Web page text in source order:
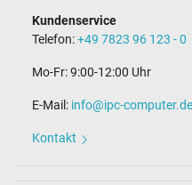
Länge Anschlusskabel (m) (ca.)
2.25 m
Maße
Länge / Breite / Höhe
Kundenservice
Telefon:+49 7823 96 123 - 0
Mo-Fr: 9:00-12:00 Uhr
E-Mail: info@ipc-computer.de
Kontakt